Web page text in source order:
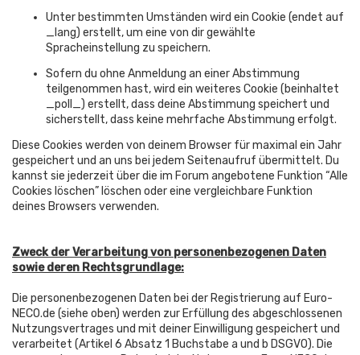
Unter bestimmten Umständen wird ein Cookie (endet auf
_lang) erstellt, um eine von dir gewählte
Spracheinstellung zu speichern.
Sofern du ohne Anmeldung an einer Abstimmung
teilgenommen hast, wird ein weiteres Cookie (beinhaltet
_poll_) erstellt, dass deine Abstimmung speichert und
sicherstellt, dass keine mehrfache Abstimmung erfolgt.
Diese Cookies werden von deinem Browser für maximal ein Jahr
gespeichert und an uns bei jedem Seitenaufruf übermittelt. Du
kannst sie jederzeit über die im Forum angebotene Funktion “Alle
Cookies löschen” löschen oder eine vergleichbare Funktion
deines Browsers verwenden.
Zweck der Verarbeitung von personenbezogenen Daten
sowie deren Rechtsgrundlage:
Die personenbezogenen Daten bei der Registrierung auf Euro-
NECO.de (siehe oben) werden zur Erfüllung des abgeschlossenen
Nutzungsvertrages und mit deiner Einwilligung gespeichert und
verarbeitet (Artikel 6 Absatz 1 Buchstabe a und b DSGVO). Die